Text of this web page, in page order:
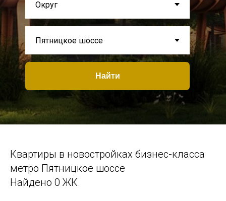
Найти
Квартиры в новостройках бизнес-класса
метро Пятницкое шоссе
Найдено 0 ЖК